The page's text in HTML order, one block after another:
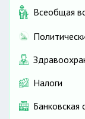
Всеобщая
Налоги
Банковская